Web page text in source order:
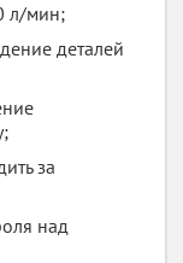
л/мин;
деталей
за
над